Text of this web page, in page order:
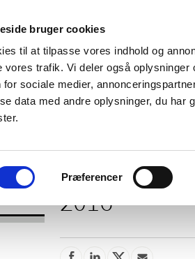
bruger cookies
til at tilpasse vores indhold og
vores trafik. Vi deler også
for sociale medier,
data med andre oplysninger, du har
Præferencer
Bivirkninger og
produktinformation
Tilskud
2016